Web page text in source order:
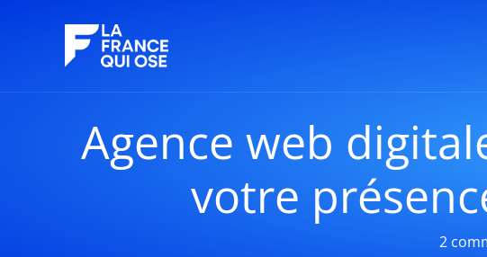
Agence web
votre
2